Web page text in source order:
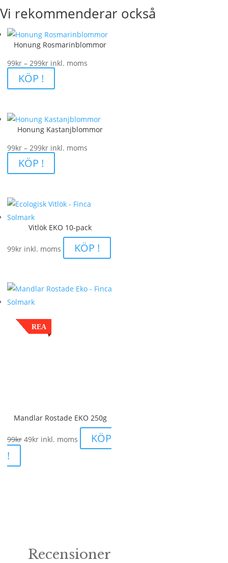
Vi rekommenderar också
Honung Rosmarinblommor
99kr – 299krPrisintervall:
till
inkl. moms
KÖP !
Honung Kastanjblommor
99kr – 299krPrisintervall:
till
inkl. moms
KÖP !
Vitlök EKO 10-pack
99kr inkl. moms KÖP !
REA
Mandlar Rostade EKO 250g
99kr Det
49kr Det
inkl. moms
KÖP
!
Recensioner